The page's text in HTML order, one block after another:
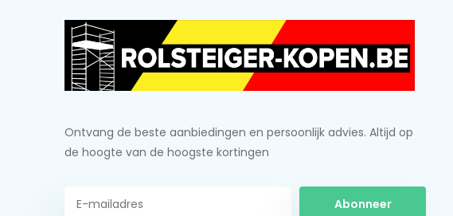
Ontvang de beste aanbiedingen en persoonlijk advies. Altijd op
de hoogte van de hoogste kortingen
Abonneer